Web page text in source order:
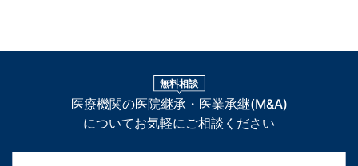
無料相談
医療機関の医院継承・医業承継(M&A)
についてお気軽にご相談ください